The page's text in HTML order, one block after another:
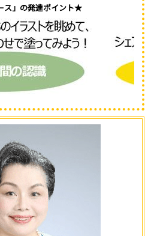
ス」の発達ポイント★